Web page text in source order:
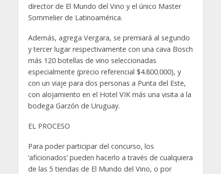
director de El Mundo del Vino y el único Master
Sommelier de Latinoamérica.
Además, agrega Vergara, se premiará al segundo
y tercer lugar respectivamente con una cava Bosch
más 120 botellas de vino seleccionadas
especialmente (precio referencial $4.800.000), y
con un viaje para dos personas a Punta del Este,
con alojamiento en el Hotel VIK más una visita a la
bodega Garzón de Uruguay.
EL PROCESO
Para poder participar del concurso, los
‘aficionados’ pueden hacerlo a través de cualquiera
de las 5 tiendas de El Mundo del Vino, o por